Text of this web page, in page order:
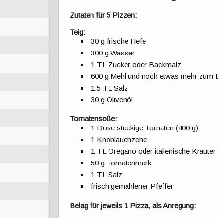
Zutaten für 5 Pizzen:
Teig:
30 g frische Hefe
300 g Wasser
1 TL Zucker oder Backmalz
600 g Mehl und noch etwas mehr zum
1,5 TL Salz
30 g Olivenöl
Tomatensoße:
1 Dose stückige Tomaten (400 g)
1 Knoblauchzehe
1 TL Oregano oder italienische Kräuter
50 g Tomatenmark
1 TL Salz
frisch gemahlener Pfeffer
Belag für jeweils 1 Pizza, als Anregung: